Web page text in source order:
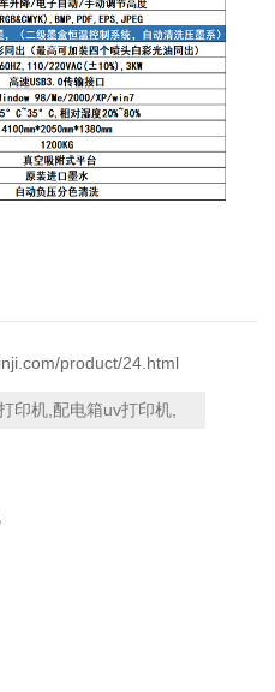
product/24.html
印机,配电箱uv打印机,